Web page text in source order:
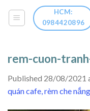
HCM:
0984420896
rem-cuon-
Published 28/08/2021
quán cafe, rèm che